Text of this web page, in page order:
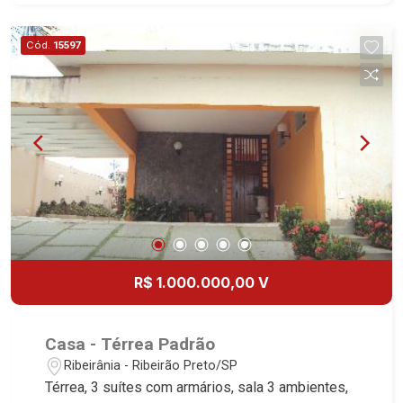
Alto da Boa Vista | Ribeirão Preto.
Cód. 15597
R$ 1.000.000,00 V
Casa - Térrea Padrão
Ribeirânia - Ribeirão Preto/SP
Térrea, 3 suítes com armários, sala 3 ambientes,